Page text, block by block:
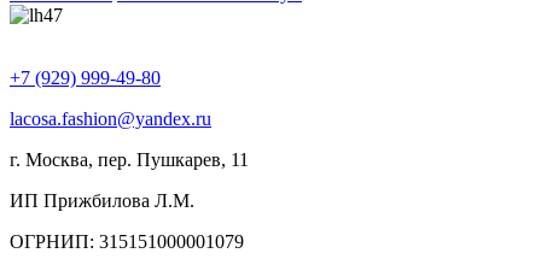
+7 (929) 999-49-80
lacosa.fashion@yandex.ru
г. Москва, пер. Пушкарев, 11
ИП Прижбилова Л.М.
ОГРНИП: 315151000001079